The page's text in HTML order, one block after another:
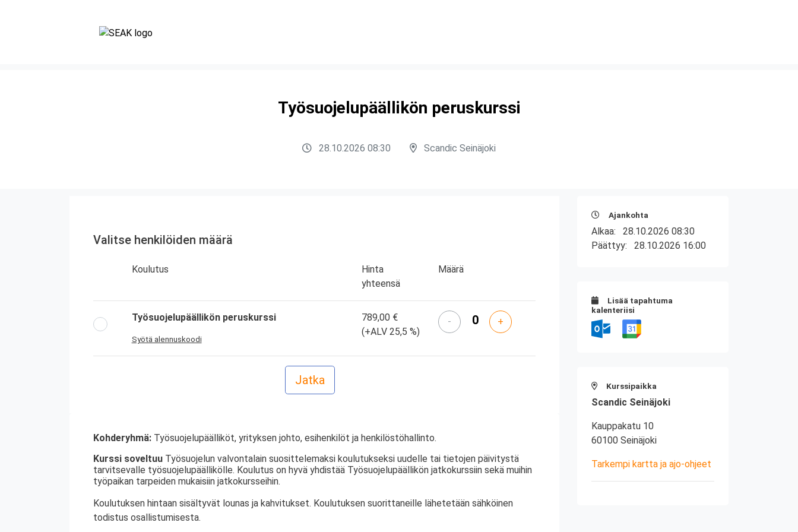
Työsuojelupäällikön peruskurssi
28.10.2026 08:30 Scandic Seinäjoki
Valitse henkilöiden määrä
Koulutus
Hinta
yhteensä
Määrä
Työsuojelupäällikön peruskurssi
Syötä alennuskoodi
789,00 €
(+ALV 25,5 %)
- +
Kohderyhmä: Työsuojelupäälliköt, yrityksen johto, esihenkilöt ja henkilöstöhallinto.
Kurssi soveltuu Työsuojelun valvontalain suosittelemaksi koulutukseksi uudelle tai tietojen päivitystä
tarvitsevalle työsuojelupäällikölle. Koulutus on hyvä yhdistää Työsuojelupäällikön jatkokurssiin sekä muihin
työpaikan tarpeiden mukaisiin jatkokursseihin.
Koulutuksen hintaan sisältyvät lounas ja kahvitukset. Koulutuksen suorittaneille lähetetään sähköinen
todistus osallistumisesta.
Ajankohta
Alkaa: 28.10.2026 08:30
Päättyy: 28.10.2026 16:00
Lisää tapahtuma
kalenteriisi
Kurssipaikka
Scandic Seinäjoki
Kauppakatu 10
60100 Seinäjoki
Tarkempi kartta ja ajo-ohjeet